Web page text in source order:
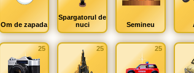
Om de zapada
Spargatorul de
nuci
Semineu
25 25 25